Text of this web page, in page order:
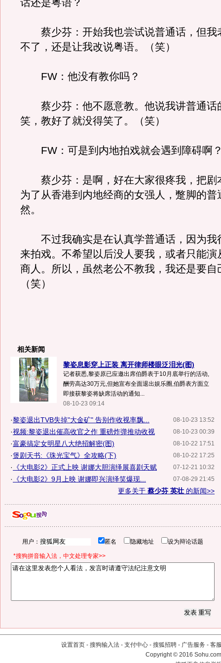
话还是粤语？
蔡少芬：开始我也尝试说普通话，但我
不了，还是让我改说粤语。（笑）
FW：他没有教你吗？
蔡少芬：他不愿意教。他说我讲普通话
笑，教好了就没得笑了。（笑）
FW：可是到内地拍戏就会遇到障碍啊
蔡少芬：是啊，好在大家很疼我，把剧
为了从香港到内地经商的女强人，蹩脚的普
然。
不过我确实是在认真学普通话，因为我
来拍戏。不希望以后没人要我，或者只能演
商人。所以，虽然老公不教我，我还是要自
（笑）
相关新闻
黎姿息影穿上正装 离开律师楼眼泛泪光(图)
记者获悉,黎姿原已应邀出席伯爵表于10月底举行的活动,
酬劳高达30万元,但她宣布全面退出娱乐圈,伯爵表方面立
即接获黎姿将缺席活动的通知...
08-10-23 09:14
08-10-23 13:52
·黎姿退出TVB失掉"大金矿" 告别作收视率飘...
08-10-23 00:39
·视频:黎姿退出催高收官之作 重磅炸弹推动收视
08-10-22 17:51
·富豪搞定女明星八大绝招解密(图)
08-10-22 17:25
·煲剧天书:《珠光宝气》全攻略(下)
07-12-21 10:32
· 《大电影2》正式上映 谢娜大胆演绎展喜剧天赋
07-08-29 21:45
·
《大电影2》9月上映 谢娜即兴演绎笑爆现...
更多关于 蔡少芬 英壮 的新闻>>
用户： 匿名 隐藏地址 设为辩论话题
*搜狗拼音输入法，中文处理专家>>
设置首页 - 搜狗输入法 - 支付中心 - 搜狐招聘 - 广告服务 - 客
Copyright©2016